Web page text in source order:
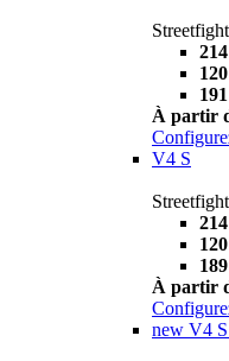
À partir
V4 S
À partir
new V4